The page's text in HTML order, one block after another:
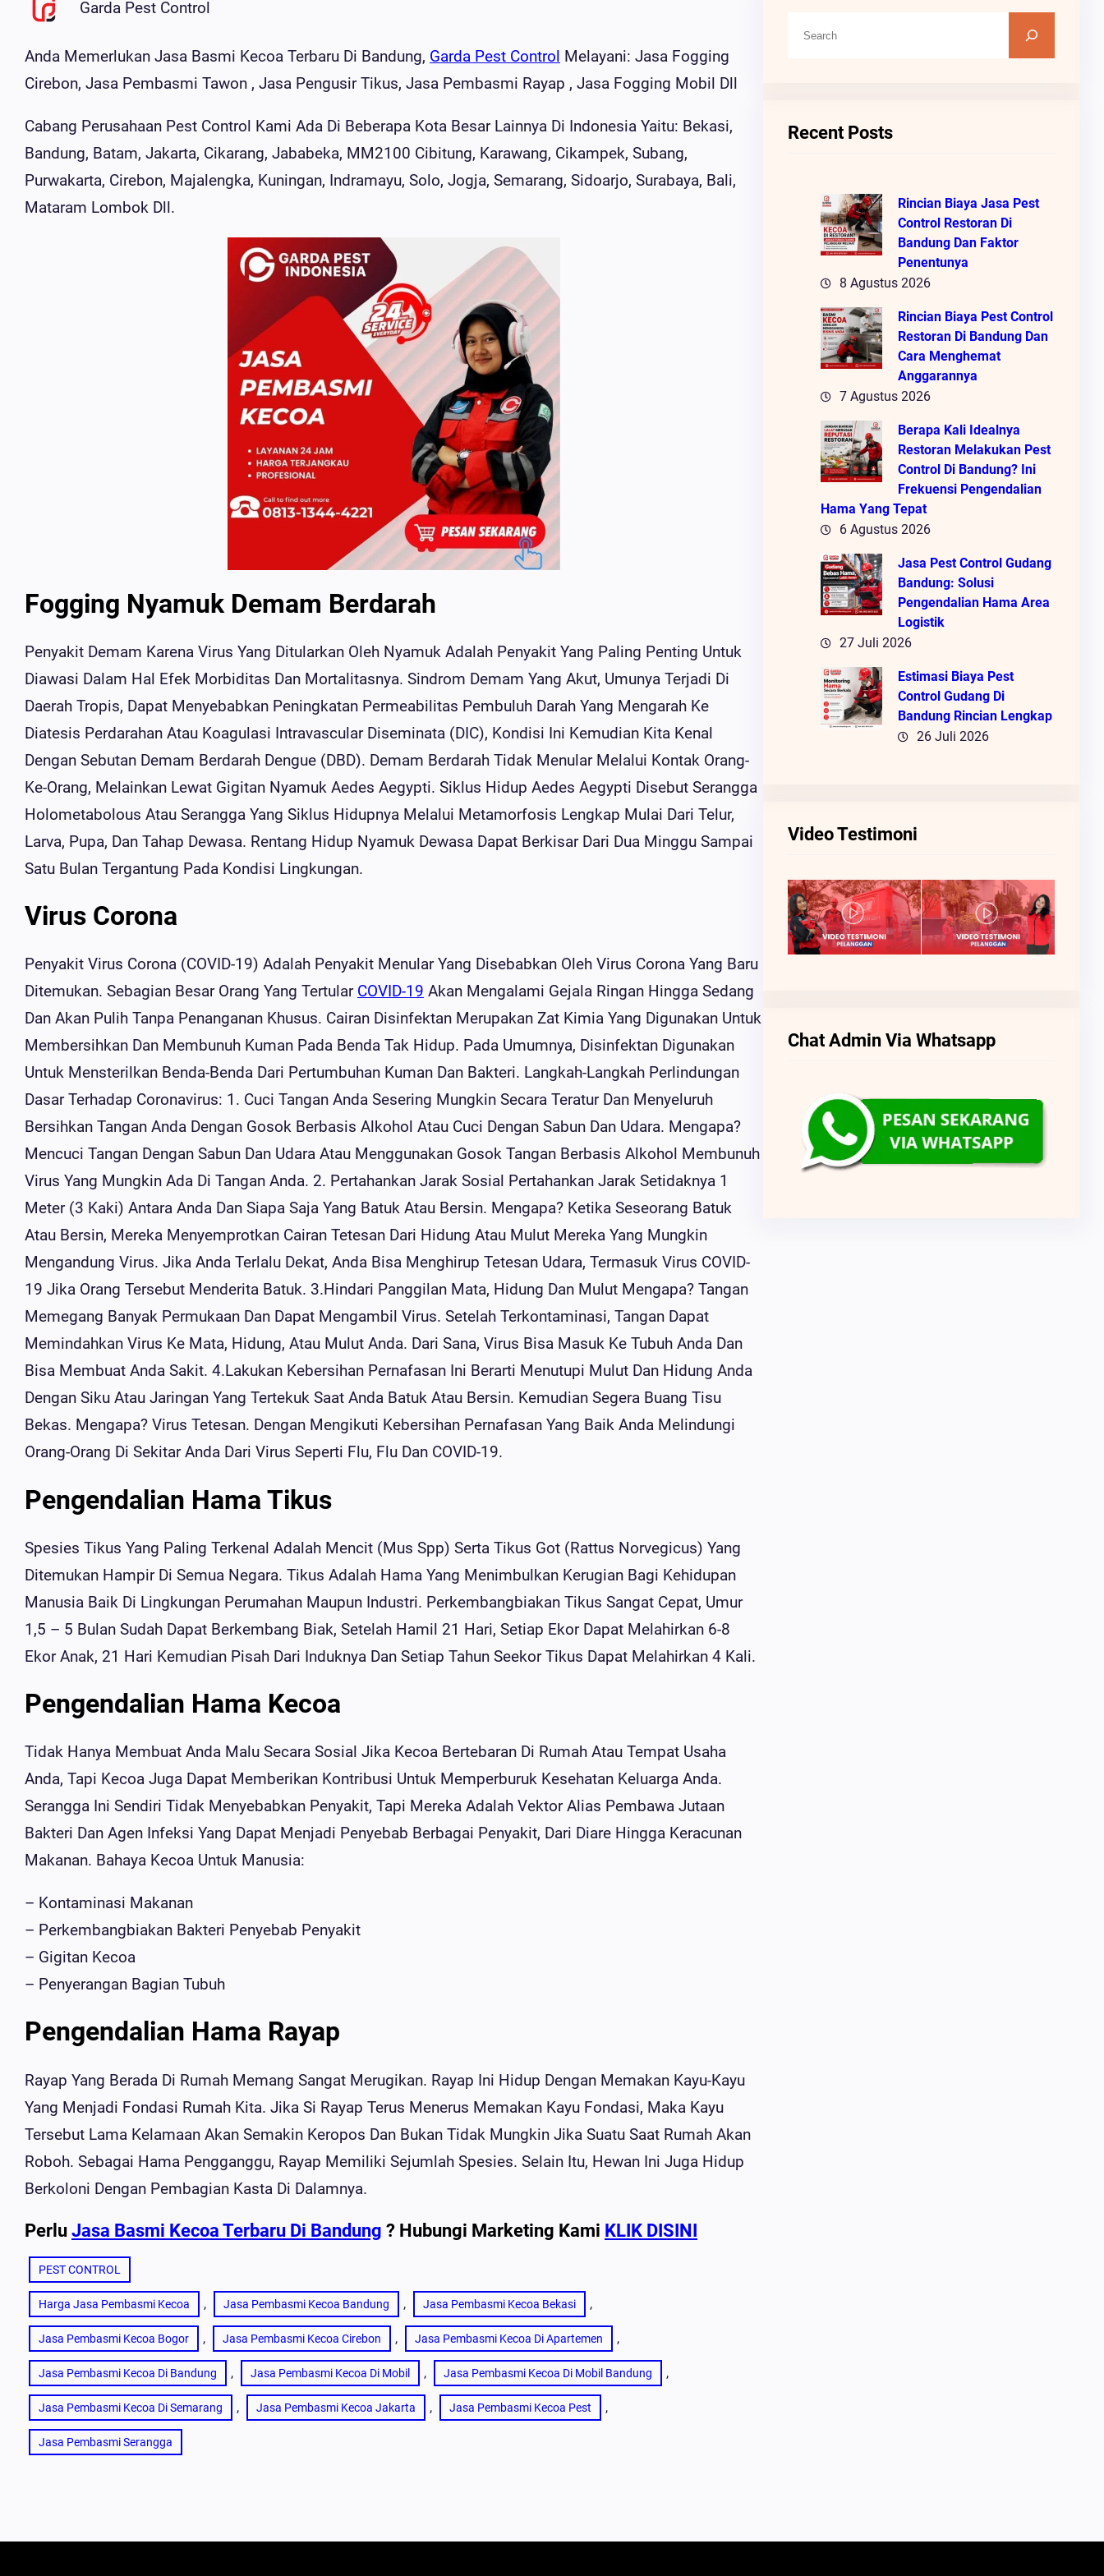
Garda Pest Control
Anda Memerlukan Jasa Basmi Kecoa Terbaru Di Bandung, Garda Pest Control Melayani: Jasa Fogging
Cirebon, Jasa Pembasmi Tawon , Jasa Pengusir Tikus, Jasa Pembasmi Rayap , Jasa Fogging Mobil Dll
Cabang Perusahaan Pest Control Kami Ada Di Beberapa Kota Besar Lainnya Di Indonesia Yaitu: Bekasi,
Bandung, Batam, Jakarta, Cikarang, Jababeka, MM2100 Cibitung, Karawang, Cikampek, Subang,
Purwakarta, Cirebon, Majalengka, Kuningan, Indramayu, Solo, Jogja, Semarang, Sidoarjo, Surabaya, Bali,
Mataram Lombok Dll.
Fogging Nyamuk Demam Berdarah
Penyakit Demam Karena Virus Yang Ditularkan Oleh Nyamuk Adalah Penyakit Yang Paling Penting Untuk
Diawasi Dalam Hal Efek Morbiditas Dan Mortalitasnya. Sindrom Demam Yang Akut, Umunya Terjadi Di
Daerah Tropis, Dapat Menyebabkan Peningkatan Permeabilitas Pembuluh Darah Yang Mengarah Ke
Diatesis Perdarahan Atau Koagulasi Intravascular Diseminata (DIC), Kondisi Ini Kemudian Kita Kenal
Dengan Sebutan Demam Berdarah Dengue (DBD). Demam Berdarah Tidak Menular Melalui Kontak Orang-
Ke-Orang, Melainkan Lewat Gigitan Nyamuk Aedes Aegypti. Siklus Hidup Aedes Aegypti Disebut Serangga
Holometabolous Atau Serangga Yang Siklus Hidupnya Melalui Metamorfosis Lengkap Mulai Dari Telur,
Larva, Pupa, Dan Tahap Dewasa. Rentang Hidup Nyamuk Dewasa Dapat Berkisar Dari Dua Minggu Sampai
Satu Bulan Tergantung Pada Kondisi Lingkungan.
Virus Corona
Penyakit Virus Corona (COVID-19) Adalah Penyakit Menular Yang Disebabkan Oleh Virus Corona Yang Baru
Ditemukan. Sebagian Besar Orang Yang Tertular COVID-19 Akan Mengalami Gejala Ringan Hingga Sedang
Dan Akan Pulih Tanpa Penanganan Khusus. Cairan Disinfektan Merupakan Zat Kimia Yang Digunakan Untuk
Membersihkan Dan Membunuh Kuman Pada Benda Tak Hidup. Pada Umumnya, Disinfektan Digunakan
Untuk Mensterilkan Benda-Benda Dari Pertumbuhan Kuman Dan Bakteri. Langkah-Langkah Perlindungan
Dasar Terhadap Coronavirus: 1. Cuci Tangan Anda Sesering Mungkin Secara Teratur Dan Menyeluruh
Bersihkan Tangan Anda Dengan Gosok Berbasis Alkohol Atau Cuci Dengan Sabun Dan Udara. Mengapa?
Mencuci Tangan Dengan Sabun Dan Udara Atau Menggunakan Gosok Tangan Berbasis Alkohol Membunuh
Virus Yang Mungkin Ada Di Tangan Anda. 2. Pertahankan Jarak Sosial Pertahankan Jarak Setidaknya 1
Meter (3 Kaki) Antara Anda Dan Siapa Saja Yang Batuk Atau Bersin. Mengapa? Ketika Seseorang Batuk
Atau Bersin, Mereka Menyemprotkan Cairan Tetesan Dari Hidung Atau Mulut Mereka Yang Mungkin
Mengandung Virus. Jika Anda Terlalu Dekat, Anda Bisa Menghirup Tetesan Udara, Termasuk Virus COVID-
19 Jika Orang Tersebut Menderita Batuk. 3.Hindari Panggilan Mata, Hidung Dan Mulut Mengapa? Tangan
Memegang Banyak Permukaan Dan Dapat Mengambil Virus. Setelah Terkontaminasi, Tangan Dapat
Memindahkan Virus Ke Mata, Hidung, Atau Mulut Anda. Dari Sana, Virus Bisa Masuk Ke Tubuh Anda Dan
Bisa Membuat Anda Sakit. 4.Lakukan Kebersihan Pernafasan Ini Berarti Menutupi Mulut Dan Hidung Anda
Dengan Siku Atau Jaringan Yang Tertekuk Saat Anda Batuk Atau Bersin. Kemudian Segera Buang Tisu
Bekas. Mengapa? Virus Tetesan. Dengan Mengikuti Kebersihan Pernafasan Yang Baik Anda Melindungi
Orang-Orang Di Sekitar Anda Dari Virus Seperti Flu, Flu Dan COVID-19.
Pengendalian Hama Tikus
Spesies Tikus Yang Paling Terkenal Adalah Mencit (Mus Spp) Serta Tikus Got (Rattus Norvegicus) Yang
Ditemukan Hampir Di Semua Negara. Tikus Adalah Hama Yang Menimbulkan Kerugian Bagi Kehidupan
Manusia Baik Di Lingkungan Perumahan Maupun Industri. Perkembangbiakan Tikus Sangat Cepat, Umur
1,5 – 5 Bulan Sudah Dapat Berkembang Biak, Setelah Hamil 21 Hari, Setiap Ekor Dapat Melahirkan 6-8
Ekor Anak, 21 Hari Kemudian Pisah Dari Induknya Dan Setiap Tahun Seekor Tikus Dapat Melahirkan 4 Kali.
Pengendalian Hama Kecoa
Tidak Hanya Membuat Anda Malu Secara Sosial Jika Kecoa Bertebaran Di Rumah Atau Tempat Usaha
Anda, Tapi Kecoa Juga Dapat Memberikan Kontribusi Untuk Memperburuk Kesehatan Keluarga Anda.
Serangga Ini Sendiri Tidak Menyebabkan Penyakit, Tapi Mereka Adalah Vektor Alias Pembawa Jutaan
Bakteri Dan Agen Infeksi Yang Dapat Menjadi Penyebab Berbagai Penyakit, Dari Diare Hingga Keracunan
Makanan. Bahaya Kecoa Untuk Manusia:
– Kontaminasi Makanan
– Perkembangbiakan Bakteri Penyebab Penyakit
– Gigitan Kecoa
– Penyerangan Bagian Tubuh
Pengendalian Hama Rayap
Rayap Yang Berada Di Rumah Memang Sangat Merugikan. Rayap Ini Hidup Dengan Memakan Kayu-Kayu
Yang Menjadi Fondasi Rumah Kita. Jika Si Rayap Terus Menerus Memakan Kayu Fondasi, Maka Kayu
Tersebut Lama Kelamaan Akan Semakin Keropos Dan Bukan Tidak Mungkin Jika Suatu Saat Rumah Akan
Roboh. Sebagai Hama Pengganggu, Rayap Memiliki Sejumlah Spesies. Selain Itu, Hewan Ini Juga Hidup
Berkoloni Dengan Pembagian Kasta Di Dalamnya.
Perlu Jasa Basmi Kecoa Terbaru Di Bandung ? Hubungi Marketing Kami KLIK DISINI
PEST CONTROL
Harga Jasa Pembasmi Kecoa , Jasa Pembasmi Kecoa Bandung , Jasa Pembasmi Kecoa Bekasi ,
Jasa Pembasmi Kecoa Bogor , Jasa Pembasmi Kecoa Cirebon , Jasa Pembasmi Kecoa Di Apartemen ,
Jasa Pembasmi Kecoa Di Bandung , Jasa Pembasmi Kecoa Di Mobil , Jasa Pembasmi Kecoa Di Mobil Bandung ,
Jasa Pembasmi Kecoa Di Semarang , Jasa Pembasmi Kecoa Jakarta , Jasa Pembasmi Kecoa Pest ,
Jasa Pembasmi Serangga
Recent Posts
Rincian Biaya Jasa Pest
Control Restoran Di
Bandung Dan Faktor
Penentunya
8 Agustus 2026
Rincian Biaya Pest Control
Restoran Di Bandung Dan
Cara Menghemat
Anggarannya
7 Agustus 2026
Berapa Kali Idealnya
Restoran Melakukan Pest
Control Di Bandung? Ini
Frekuensi Pengendalian
Hama Yang Tepat
6 Agustus 2026
Jasa Pest Control Gudang
Bandung: Solusi
Pengendalian Hama Area
Logistik
27 Juli 2026
Estimasi Biaya Pest
Control Gudang Di
Bandung Rincian Lengkap
26 Juli 2026
Video Testimoni
Chat Admin Via Whatsapp